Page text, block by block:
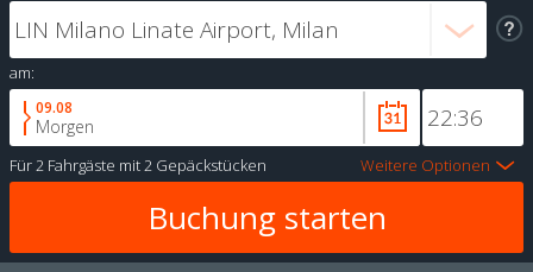
am:
09.08
Morgen
Für2 Fahrgäste mit2 Gepäckstücken Weitere Optionen